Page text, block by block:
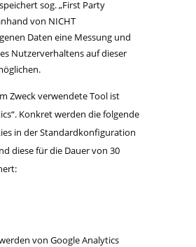
sog. „First Party
von NICHT
Daten eine Messung und
Nutzerverhaltens auf dieser
Zweck verwendete Tool ist
Konkret werden die folgende
in der Standardkonfiguration
diese für die Dauer von 30
von Google Analytics